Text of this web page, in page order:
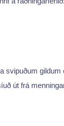
svipuðum gildum
út frá